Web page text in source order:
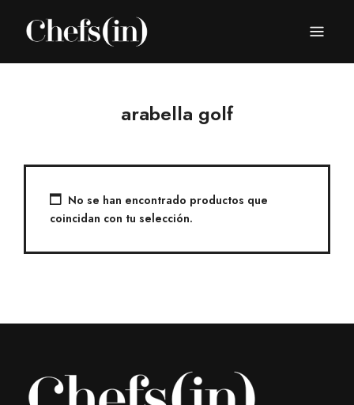
CHEFS(IN)
arabella golf
No se han encontrado productos que
coincidan con tu selección.